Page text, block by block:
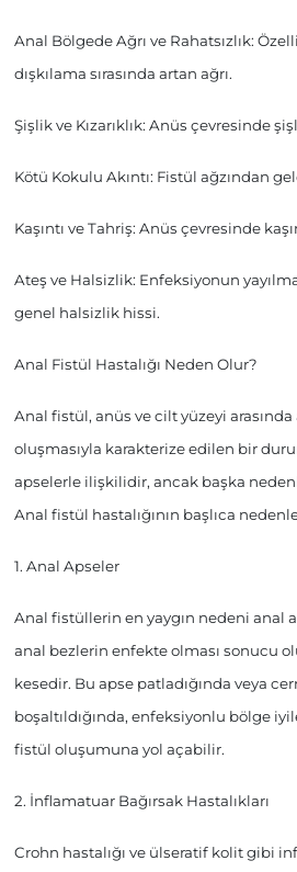
Anal Bölgede Ağrı ve Rahatsızlık:
dışkılama sırasında artan ağrı.
Şişlik ve Kızarıklık: Anüs çevresinde
Kötü Kokulu Akıntı: Fistül ağzından
Kaşıntı ve Tahriş: Anüs çevresinde
Ateş ve Halsizlik: Enfeksiyonun
genel halsizlik hissi.
Anal Fistül Hastalığı Neden Olur?
Anal fistül, anüs ve cilt yüzeyi
oluşmasıyla karakterize edilen bir
apselerle ilişkilidir, ancak başka
Anal fistül hastalığının başlıca
1. Anal Apseler
Anal fistüllerin en yaygın nedeni anal
anal bezlerin enfekte olması sonucu
kesedir. Bu apse patladığında veya
boşaltıldığında, enfeksiyonlu bölge
fistül oluşumuna yol açabilir.
2. İnflamatuar Bağırsak Hastalıkları
Crohn hastalığı ve ülseratif kolit gibi